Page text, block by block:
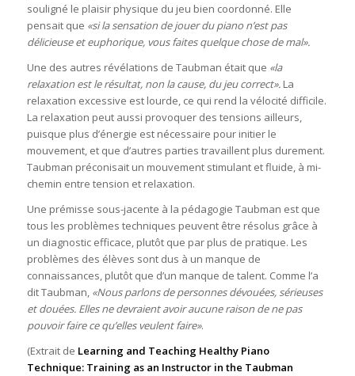
souligné le plaisir physique du jeu bien coordonné. Elle
pensait que «si la sensation de jouer du piano n’est pas
délicieuse et euphorique, vous faites quelque chose de mal».
Une des autres révélations de Taubman était que «la
relaxation est le résultat, non la cause, du jeu correct».La
relaxation excessive est lourde, ce qui rend la vélocité difficile.
La relaxation peut aussi provoquer des tensions ailleurs,
puisque plus d’énergie est nécessaire pour initier le
mouvement, et que d’autres parties travaillent plus durement.
Taubman préconisait un mouvement stimulant et fluide, à mi-
chemin entre tension et relaxation.
Une prémisse sous-jacente à la pédagogie Taubman est que
tous les problèmes techniques peuvent être résolus grâce à
un diagnostic efficace, plutôt que par plus de pratique. Les
problèmes des élèves sont dus à un manque de
connaissances, plutôt que d’un manque de talent. Comme l’a
dit Taubman, «Nous parlons de personnes dévouées, sérieuses
et douées. Elles ne devraient avoir aucune raison de ne pas
pouvoir faire ce qu’elles veulent faire».
(Extrait de Learning and Teaching Healthy Piano
Technique: Training as an Instructor in the Taubman